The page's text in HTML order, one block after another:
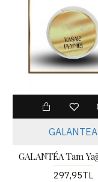
GALANTEA
297,95TL